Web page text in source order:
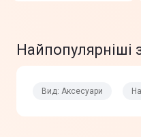
Найпопулярніші
Вид: Аксесуари